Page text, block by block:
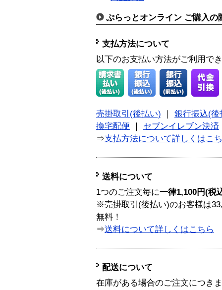
ぷらっとオンライン ご購入の
支払方法について
以下のお支払い方法がご利用で
売掛取引(後払い)
銀行振込(後
換宅配便
セブンイレブン決済
⇒支払方法について詳しくはこ
送料について
1つのご注文毎に一律1,100円(税
※売掛取引(後払い)のお客様は
無料！
⇒送料について詳しくはこちら
配送について
在庫がある場合のご注文につき